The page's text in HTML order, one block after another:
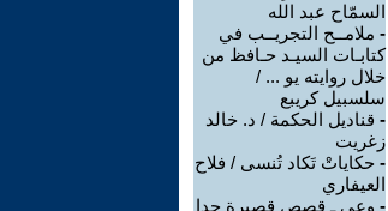
السمّاح عبد الله
- ملامــح التجريــب في
كتابـات السيـد حـافظ من
خلال روايته يو ... /
سلسبيل كريبع
- قناديل الحكمة / د. خالد
زغريت
- حكاياتْ تَكاد تُنسى / فلاح
العيفاري
- وعي ـ قصص قصيرة جدا